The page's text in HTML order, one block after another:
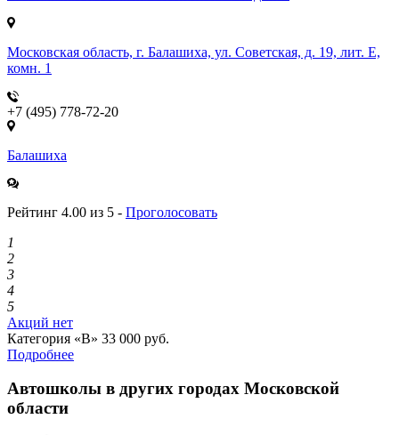
Московская область, г. Балашиха, ул. Советская, д. 19, лит. Е,
комн. 1
+7 (495) 778-72-20
Балашиха
Рейтинг 4.00 из 5 - Проголосовать
1
2
3
4
5
Акций нет
Категория «B» 33 000 руб.
Подробнее
Автошколы в других городах Московской
области